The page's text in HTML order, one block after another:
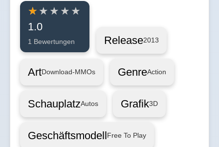
1.0
1 Bewertungen Release2013
ArtDownload-MMOs GenreAction
SchauplatzAutos Grafik3D
GeschäftsmodellFree To Play